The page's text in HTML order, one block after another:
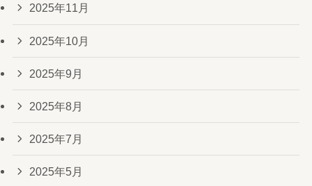
2025年11月
2025年10月
2025年9月
2025年8月
2025年7月
2025年5月